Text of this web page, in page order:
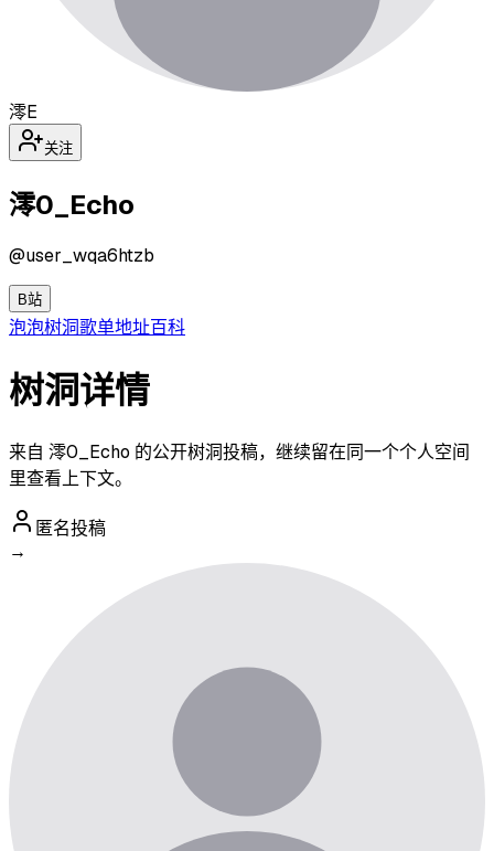
澪E
关注
澪0_Echo
@user_wqa6htzb
B站
泡泡树洞歌单地址百科
树洞详情
来自 澪0_Echo 的公开树洞投稿，继续留在同一个个人空间
里查看上下文。
匿名投稿
→